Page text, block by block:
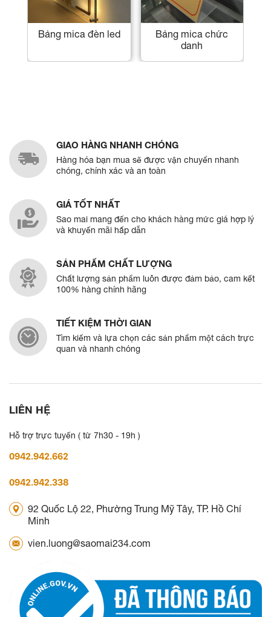
Bảng mica đèn led
Bảng mica chức
danh
GIAO HÀNG NHANH CHÓNG
Hàng hóa bạn mua sẽ được vận chuyển nhanh
chóng, chính xác và an toàn
GIÁ TỐT NHẤT
Sao mai mang đến cho khách hàng mức giá hợp lý
và khuyến mãi hấp dẫn
SẢN PHẨM CHẤT LƯỢNG
Chất lượng sản phẩm luôn được đảm bảo, cam kết
100% hàng chính hãng
TIẾT KIỆM THỜI GIAN
Tìm kiếm và lựa chọn các sản phẩm một cách trực
quan và nhanh chóng
LIÊN HỆ
Hỗ trợ trực tuyến ( từ 7h30 - 19h )
0942.942.662
0942.942.338
92 Quốc Lộ 22, Phường Trung Mỹ Tây, TP. Hồ Chí
Minh
vien.luong@saomai234.com